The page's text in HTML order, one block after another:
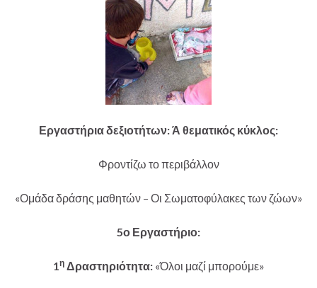
Εργαστήρια δεξιοτήτων: Ά θεματικός κύκλος:
Φροντίζω το περιβάλλον
«Ομάδα δράσης μαθητών – Οι Σωματοφύλακες των ζώων»
5ο Εργαστήριο:
1ηΔραστηριότητα: «Όλοι μαζί μπορούμε»